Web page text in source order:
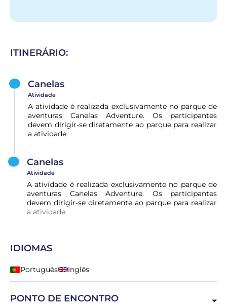
ITINERÁRIO:
Canelas
Atividade
A atividade é realizada exclusivamente no parque de
aventuras Canelas Adventure. Os participantes
devem dirigir-se diretamente ao parque para realizar
a atividade.
Canelas
Atividade
A atividade é realizada exclusivamente no parque de
aventuras Canelas Adventure. Os participantes
devem dirigir-se diretamente ao parque para realizar
a atividade.
IDIOMAS
Português Inglês
PONTO DE ENCONTRO